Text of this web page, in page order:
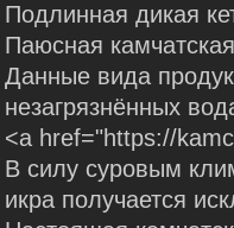
Подлинная дикая
Паюсная
Данные вида
незагрязнённых
<a href="https://
В силу суровым
икра получается